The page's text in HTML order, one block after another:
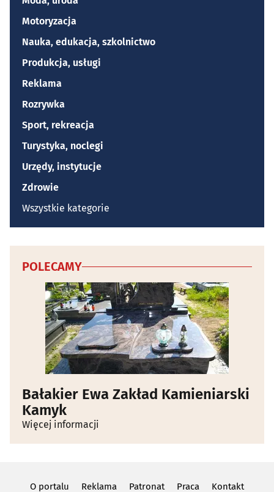
Motoryzacja
Nauka, edukacja, szkolnictwo
Produkcja, usługi
Reklama
Rozrywka
Sport, rekreacja
Turystyka, noclegi
Urzędy, instytucje
Zdrowie
Wszystkie kategorie
POLECAMY
Bałakier Ewa Zakład Kamieniarski
Kamyk
Więcej informacji
O portalu Reklama Patronat Praca Kontakt